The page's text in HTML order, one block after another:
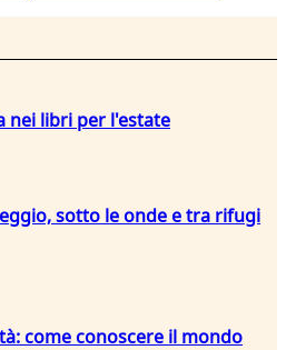
nei libri per l'estate
sotto le onde e tra rifugi
come conoscere il mondo